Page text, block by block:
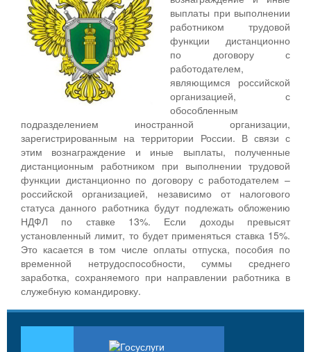
выплаты при выполнении
работником трудовой
функции дистанционно
по договору с
работодателем,
являющимся российской
организацией, с
обособленным
подразделением иностранной организации,
зарегистрированным на территории России. В связи с
этим вознаграждение и иные выплаты, полученные
дистанционным работником при выполнении трудовой
функции дистанционно по договору с работодателем –
российской организацией, независимо от налогового
статуса данного работника будут подлежать обложению
НДФЛ по ставке 13%. Если доходы превысят
установленный лимит, то будет применяться ставка 15%.
Это касается в том числе оплаты отпуска, пособия по
временной нетрудоспособности, суммы среднего
заработка, сохраняемого при направлении работника в
служебную командировку.